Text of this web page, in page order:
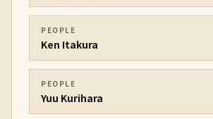
PEOPLE
Ken Itakura
PEOPLE
Yuu Kurihara